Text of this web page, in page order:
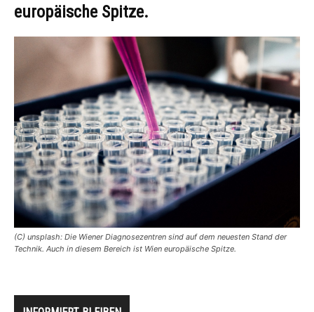
europäische Spitze.
(C) unsplash: Die Wiener Diagnosezentren sind auf dem neuesten Stand der
Technik. Auch in diesem Bereich ist Wien europäische Spitze.